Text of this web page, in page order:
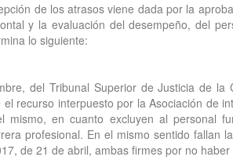
de los atrasos viene dada por la
y la evaluación del desempeño, del
lo siguiente:
del Tribunal Superior de Justicia de
recurso interpuesto por la Asociación de
mismo, en cuanto excluyen al personal
profesional. En el mismo sentido fallan
de 21 de abril, ambas firmes por no